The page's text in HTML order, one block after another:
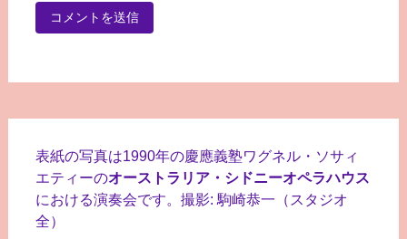
表紙の写真は1990年の慶應義塾ワグネル・ソサィ
エティーのオーストラリア・シドニーオペラハウス
における演奏会です。撮影: 駒崎恭一（スタジオ
全）